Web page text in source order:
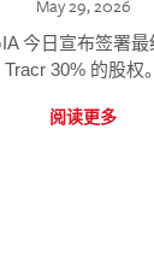
今日宣布签署
Tracr 30% 的股权。
阅读更多